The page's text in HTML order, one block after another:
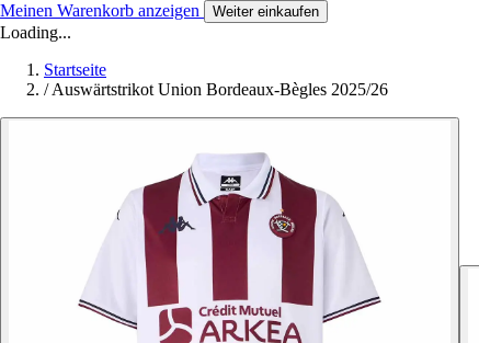
Meinen Warenkorb anzeigen Weiter einkaufen
Loading...
Startseite
/Auswärtstrikot Union Bordeaux-Bègles 2025/26